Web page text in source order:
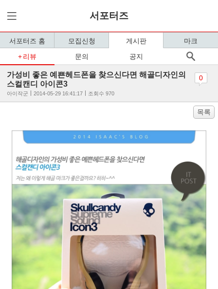
서포터즈
서포터즈 홈 모집신청 게시판
마크
리뷰
문의 공지
가성비 좋은 예쁜헤드폰을 찾으신다면 해골디자인의
스컬캔디 아이콘3
아이작군 2014-05-29 16:41:17 조회수 970
0
목록